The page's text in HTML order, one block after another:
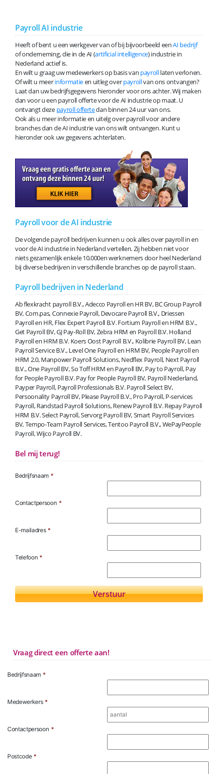
Payroll AI industrie
Heeft of bent u een werkgever van of bij bijvoorbeeld eenAI bedrijf
of onderneming, die in de AI (artificial intelligence) industrie in
Nederland actief is.
En wilt u graag uw medewerkers op basis van payrolllaten verlonen.
Of wilt u meerinformatieen uitleg overpayrollvan ons ontvangen?
Laat dan uw bedrijfsgegevens hieronder voor ons achter. Wij maken
dan voor u een payroll offerte voor de AI industrie op maat. U
ontvangt deze payroll offertedan binnen 24 uur van ons.
Ook als u meer informatie en uitelg over payroll voor andere
branches dan de AI industrie van ons wilt ontvangen. Kunt u
hieronder ook uw gegevens achterlaten.
Payroll voor de AI industrie
De volgende payroll bedrijven kunnen u ook alles over payroll in en
voor de AI industrie in Nederland vertellen. Zij hebben niet voor
niets gezamenlijk enkele 10.000en werknemers door heel Nederland
bij diverse bedrijven in verschillende branches op de payroll staan.
Payroll bedrijven in Nederland
Ab flexkracht payroll B.V., Adecco Payroll en HR BV, BC Group Payroll
BV, Com.pas, Connexie Payroll, Devocare Payroll B.V., Driessen
Payroll en HR, Flex Expert Payroll B.V. Fortium Payroll en HRM B.V.,
Get Payroll BV, GJ Pay-Roll BV, Zebra HRM en Payroll B.V. Holland
Payroll en HRM B.V. Koers Oost Payroll B.V., Kolibrie Payroll BV, Lean
Payroll Service B.V., Level One Payroll en HRM BV, People Payroll en
HRM 2.0, Manpower Payroll Solutions, Nedflex Payroll, Next Payroll
B.V., One Payroll BV, So Toff HRM en Payroll BV, Pay to Payroll, Pay
for People Payroll B.V. Pay for People Payroll BV, Payroll Nederland,
Payper Payroll, Payroll Professionals B.V. Payroll Select BV,
Persoonality Payroll BV, Please Payroll B.V., Pro Payroll, P-services
Payroll, Randstad Payroll Solutions, Renew Payroll B.V. Repay Payroll
HRM B.V. Select Payroll, Servorg Payroll BV, Smart Payroll Services
BV, Tempo-Team Payroll Services, Tentoo Payroll B.V., WePayPeople
Payroll, Wijco Payroll BV.
Bel mij terug!
Bedrijfsnaam *
Contactpersoon *
E-mailadres *
Telefoon *
Vraag direct een offerte aan!
Bedrijfsnaam *
Medewerkers *
Contactpersoon *
Postcode *